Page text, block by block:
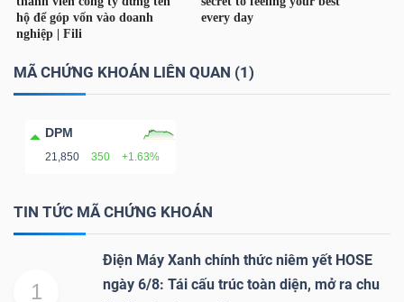
MÃ CHỨNG KHOÁN LIÊN QUAN (1)
DPM
21,850 350 +1.63%
TIN TỨC MÃ CHỨNG KHOÁN
1
Điện Máy Xanh chính thức niêm yết HOSE
ngày 6/8: Tái cấu trúc toàn diện, mở ra chu
BẤT
SẢN
chứng
Tất cả
Lãnh